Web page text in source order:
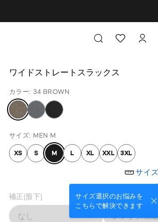
ワイドストレートスラックス
カラー: 34 BROWN
サイズ: MEN M
XS S M L XL XXL 3XL
サイ
サイズ選択のお悩みを
こちらで解決できます
補正(股下)
なし レングス未